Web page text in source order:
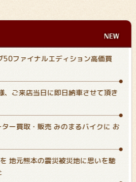
50ファイナルエディション高価買
、ご来店当日に即日納車させて頂き
ー買取・販売 みのまるバイクに お
地元熊本の震災被災地に思いを馳